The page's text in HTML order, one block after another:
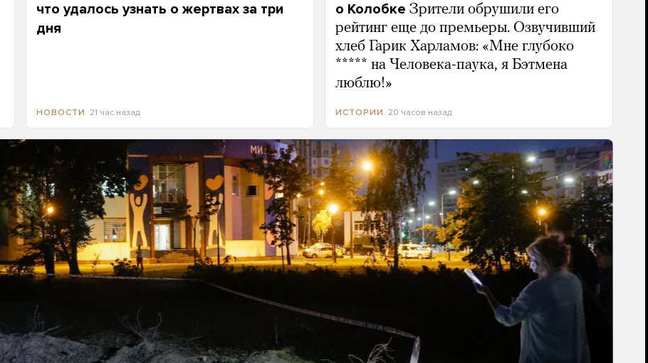
что удалось узнать о жертвах за три
дня
НОВОСТИ 21 час назад
о Колобке Зрители обрушили его
рейтинг еще до премьеры. Озвучивший
хлеб Гарик Харламов: «Мне глубоко
***** на Человека-паука, я Бэтмена
люблю!»
ИСТОРИИ 20 часов назад